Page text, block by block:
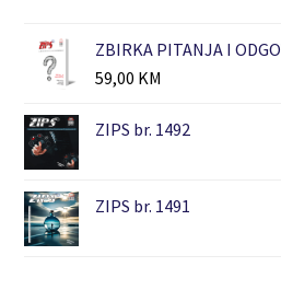
ZBIRKA PITANJA I
59,00 KM
ZIPS br. 1492
ZIPS br. 1491